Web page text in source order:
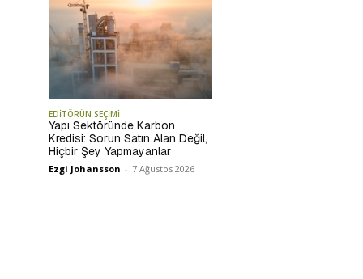
EDİTÖRÜN SEÇİMİ
Yapı Sektöründe Karbon
Kredisi: Sorun Satın Alan Değil,
Hiçbir Şey Yapmayanlar
Ezgi Johansson - 7 Ağustos 2026